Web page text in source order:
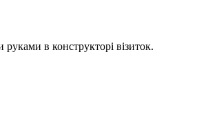
в конструкторі візиток.